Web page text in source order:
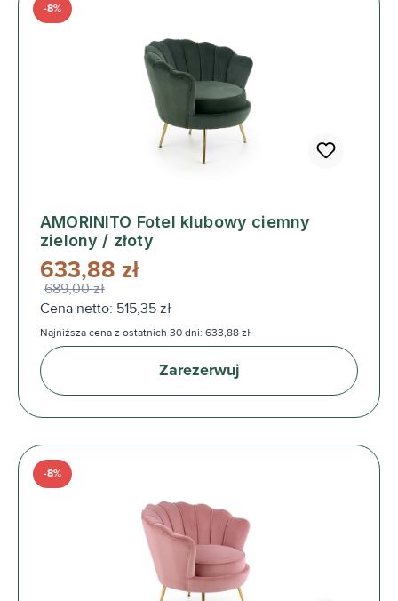
AMORINITO Fotel klubowy ciemny
zielony / złoty
-8%
633,88 zł
689,00 zł
Cena netto: 515,35 zł
Najniższa cena z ostatnich 30 dni: 633,88 zł
Zarezerwuj
-8%